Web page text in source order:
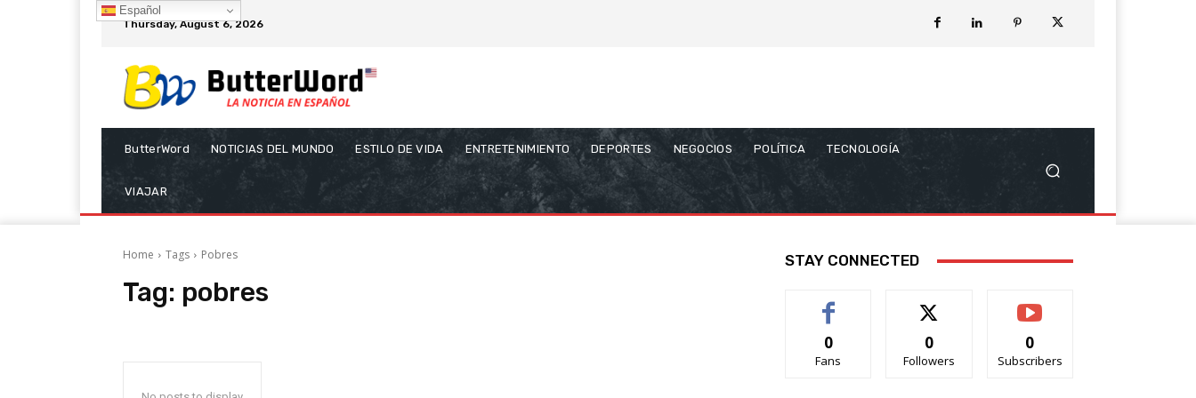
Thursday, August 6, 2026
ButterWord NOTICIAS DEL MUNDO ESTILO DE VIDA ENTRETENIMIENTO DEPORTES NEGOCIOS POLÍTICA TECNOLOGÍA
VIAJAR
Home Tags Pobres
Tag: pobres
STAY CONNECTED
0
Fans
0
Followers
0
Subscribers
Español